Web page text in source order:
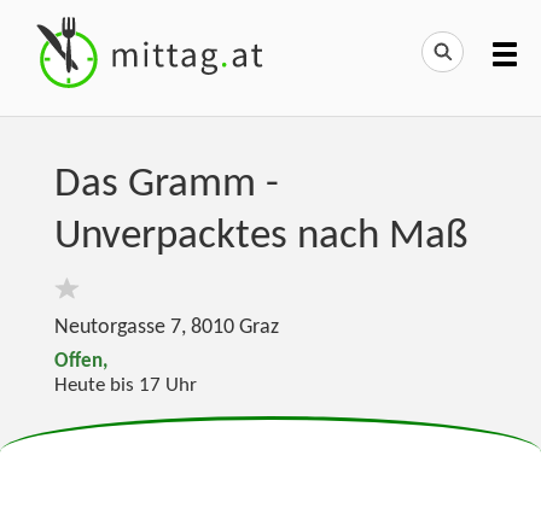
Das Gramm -
Unverpacktes nach Maß
Neutorgasse 7, 8010 Graz
Offen,
Heute bis 17 Uhr